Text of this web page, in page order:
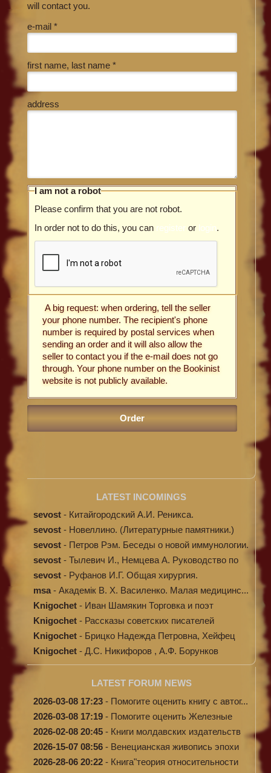
will contact you.
e-mail *
first name, last name *
address
I am not a robot
Please confirm that you are not robot.
In order not to do this, you can register or login.
A big request: when ordering, tell the seller
your phone number. The recipient's phone
number is required by postal services when
sending an order and it will also allow the
seller to contact you if the e-mail does not go
through. Your phone number on the Bookinist
website is not publicly available.
LATEST INCOMINGS
sevost - Китайгородский А.И. Реникса.
sevost - Новеллино. (Литературные памятники.)
sevost - Петров Рэм. Беседы о новой иммунологии.
sevost - Тылевич И., Немцева А. Руководство по
ме...
sevost - Руфанов И.Г. Общая хирургия.
msa - Академік В. Х. Василенко. Малая медицинс...
Knigochet - Иван Шамякин Торговка и поэт
Knigochet - Рассказы советских писателей
Knigochet - Брицко Надежда Петровна, Хейфец
Аркадий ...
Knigochet - Д.С. Никифоров , А.Ф. Борунков
Дипломати...
LATEST FORUM NEWS
2026-03-08 17:23 - Помогите оценить книгу с автог...
2026-03-08 17:19 - Помогите оценить Железные
доро...
2026-02-08 20:45 - Книги молдавских издательств
2026-15-07 08:56 - Венецианская живопись эпохи
Во...
2026-28-06 20:22 - Книга"теория относительности